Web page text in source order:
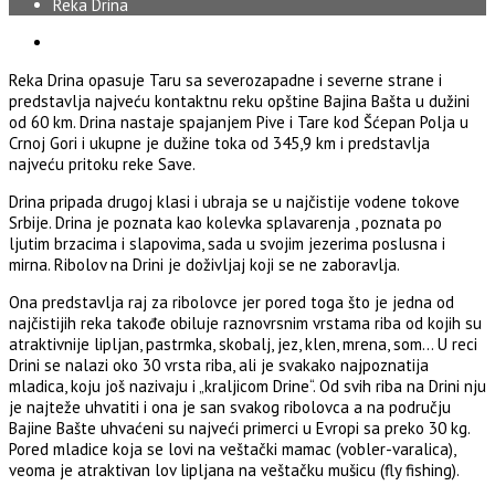
Reka Drina
Reka Drina opasuje Taru sa severozapadne i severne strane i
predstavlja najveću kontaktnu reku opštine Bajina Bašta u dužini
od 60 km. Drina nastaje spajanjem Pive i Tare kod Šćepan Polja u
Crnoj Gori i ukupne je dužine toka od 345,9 km i predstavlja
najveću pritoku reke Save.
Drina pripada drugoj klasi i ubraja se u najčistije vodene tokove
Srbije. Drina je poznata kao kolevka splavarenja , poznata po
ljutim brzacima i slapovima, sada u svojim jezerima poslusna i
mirna. Ribolov na Drini je doživljaj koji se ne zaboravlja.
Ona predstavlja raj za ribolovce jer pored toga što je jedna od
najčistijih reka takođe obiluje raznovrsnim vrstama riba od kojih su
atraktivnije lipljan, pastrmka, skobalj, jez, klen, mrena, som… U reci
Drini se nalazi oko 30 vrsta riba, ali je svakako najpoznatija
mladica, koju još nazivaju i „kraljicom Drine“. Od svih riba na Drini nju
je najteže uhvatiti i ona je san svakog ribolovca a na području
Bajine Bašte uhvaćeni su najveći primerci u Evropi sa preko 30 kg.
Pored mladice koja se lovi na veštački mamac (vobler-varalica),
veoma je atraktivan lov lipljana na veštačku mušicu (fly fishing).